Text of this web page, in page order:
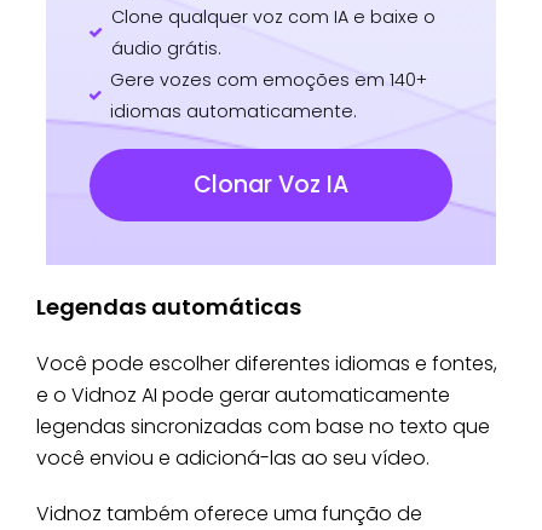
Clone qualquer voz com IA e baixe o
áudio grátis.
Gere vozes com emoções em 140+
idiomas automaticamente.
Clonar Voz IA
Legendas automáticas
Você pode escolher diferentes idiomas e fontes,
e o Vidnoz AI pode gerar automaticamente
legendas sincronizadas com base no texto que
você enviou e adicioná-las ao seu vídeo.
Vidnoz também oferece uma função de